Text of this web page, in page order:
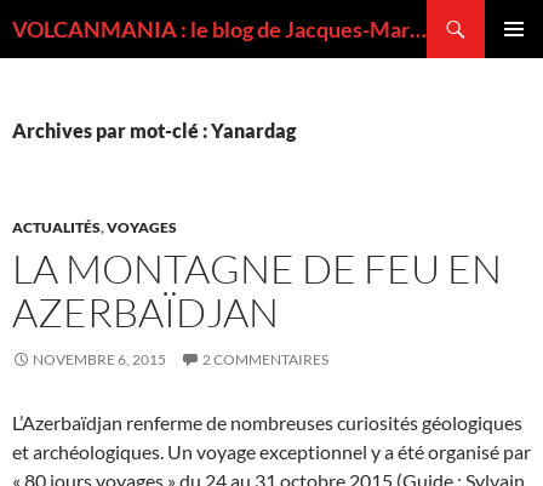
VOLCANMANIA : le blog de Jacques-Marie BARDINTZEFF, volcanologue
Archives par mot-clé : Yanardag
ACTUALITÉS,VOYAGES
LA MONTAGNE DE FEU EN
AZERBAÏDJAN
NOVEMBRE 6, 2015 2 COMMENTAIRES
L’Azerbaïdjan renferme de nombreuses curiosités géologiques
et archéologiques. Un voyage exceptionnel y a été organisé par
« 80 jours voyages » du 24 au 31 octobre 2015 (Guide : Sylvain